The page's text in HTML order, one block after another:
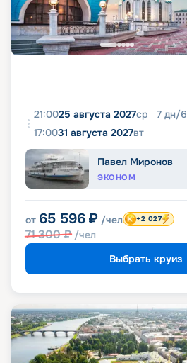
21:0025 августа 2027ср 7 дн/6
17:0031 августа 2027вт
Павел Миронов
ЭКОНОМ
от 65 596 ₽ /чел
71 300₽ /чел
+2 027
Выбрать круиз